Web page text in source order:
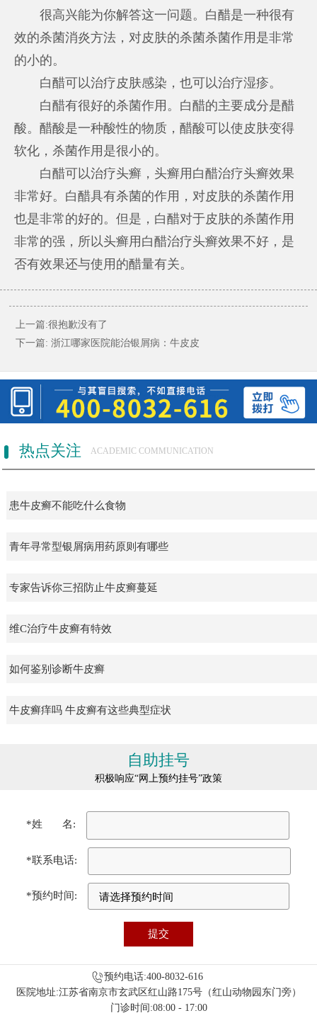
很高兴能为你解答这一问题。白醋是一种很有
效的杀菌消炎方法，对皮肤的杀菌杀菌作用是非常
的小的。
白醋可以治疗皮肤感染，也可以治疗湿疹。
白醋有很好的杀菌作用。白醋的主要成分是醋
酸。醋酸是一种酸性的物质，醋酸可以使皮肤变得
软化，杀菌作用是很小的。
白醋可以治疗头癣，头癣用白醋治疗头癣效果
非常好。白醋具有杀菌的作用，对皮肤的杀菌作用
也是非常的好的。但是，白醋对于皮肤的杀菌作用
非常的强，所以头癣用白醋治疗头癣效果不好，是
否有效果还与使用的醋量有关。
上一篇:很抱歉没有了
下一篇: 浙江哪家医院能治银屑病：牛皮皮
热点关注 ACADEMIC COMMUNICATION
患牛皮癣不能吃什么食物
青年寻常型银屑病用药原则有哪些
专家告诉你三招防止牛皮癣蔓延
维C治疗牛皮癣有特效
如何鉴别诊断牛皮癣
牛皮癣痒吗 牛皮癣有这些典型症状
自助挂号
积极响应“网上预约挂号”政策
*姓 名:
*联系电话:
*预约时间:
预约电话:400-8032-616
医院地址:江苏省南京市玄武区红山路175号（红山动物园东门旁）
门诊时间:08:00 - 17:00